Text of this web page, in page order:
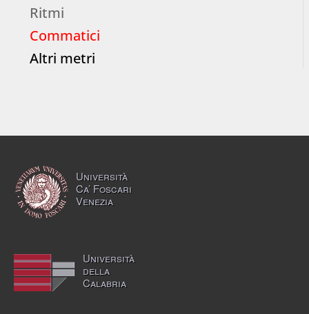
Ritmi
Commatici
Altri metri
Università
Ca’ Foscari
Venezia
Università
della
Calabria